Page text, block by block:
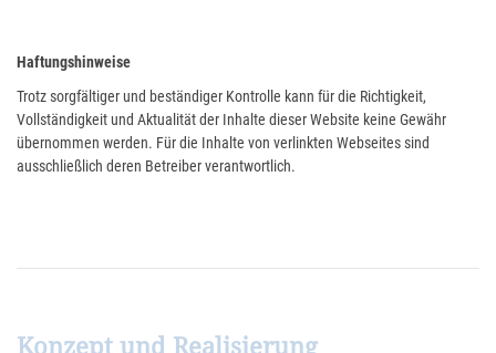
Haftungshinweise
Trotz sorgfältiger und beständiger Kontrolle kann für die Richtigkeit,
Vollständigkeit und Aktualität der Inhalte dieser Website keine Gewähr
übernommen werden. Für die Inhalte von verlinkten Webseites sind
ausschließlich deren Betreiber verantwortlich.
Konzept und Realisierung